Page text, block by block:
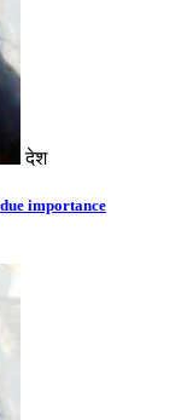
देश
importance